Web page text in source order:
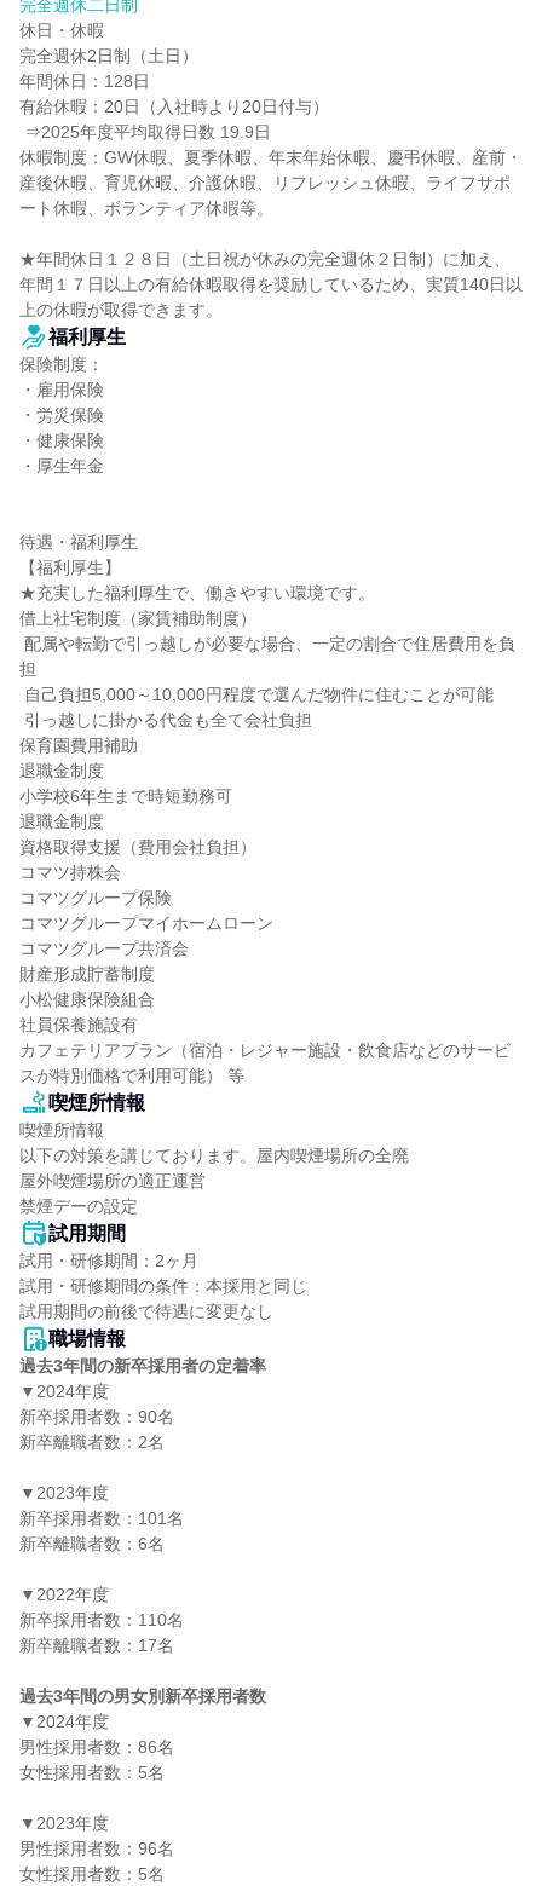
完全週休二日制
休日・休暇
完全週休2日制（土日）
年間休日：128日
有給休暇：20日（入社時より20日付与）
休暇制度：GW休暇、夏季休暇、年末年始休暇、慶弔休暇、産前・
産後休暇、育児休暇、介護休暇、リフレッシュ休暇、ライフサポ
ート休暇、ボランティア休暇等。
★年間休日１２８日（土日祝が休みの完全週休２日制）に加え、
年間１７日以上の有給休暇取得を奨励しているため、実質140日以
上の休暇が取得できます。
福利厚生
保険制度：
・雇用保険
・労災保険
・健康保険
・厚生年金
待遇・福利厚生
【福利厚生】
★充実した福利厚生で、働きやすい環境です。
借上社宅制度（家賃補助制度）
担
保育園費用補助
退職金制度
小学校6年生まで時短勤務可
退職金制度
資格取得支援（費用会社負担）
コマツ持株会
コマツグループ保険
コマツグループマイホームローン
コマツグループ共済会
財産形成貯蓄制度
小松健康保険組合
社員保養施設有
カフェテリアプラン（宿泊・レジャー施設・飲食店などのサービ
スが特別価格で利用可能） 等
喫煙所情報
喫煙所情報
以下の対策を講じております。屋内喫煙場所の全廃
屋外喫煙場所の適正運営
禁煙デーの設定
試用期間
試用・研修期間：2ヶ月
試用・研修期間の条件：本採用と同じ
職場情報
過去3年間の新卒採用者の定着率
▼2024年度
新卒採用者数：90名
新卒離職者数：2名
▼2023年度
新卒採用者数：101名
新卒離職者数：6名
▼2022年度
新卒採用者数：110名
新卒離職者数：17名
過去3年間の男女別新卒採用者数
▼2024年度
男性採用者数：86名
女性採用者数：5名
▼2023年度
男性採用者数：96名
女性採用者数：5名